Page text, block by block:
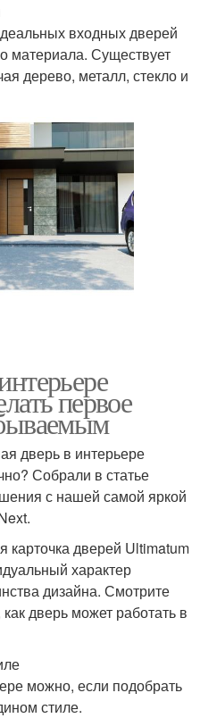
входных дверей
материала. Существует
дерево, металл, стекло и
первое
дверь в интерьере
Собрали в статье
с нашей самой яркой
дверей Ultimatum
характер
дизайна. Смотрите
дверь может работать в
можно, если подобрать
стиле.